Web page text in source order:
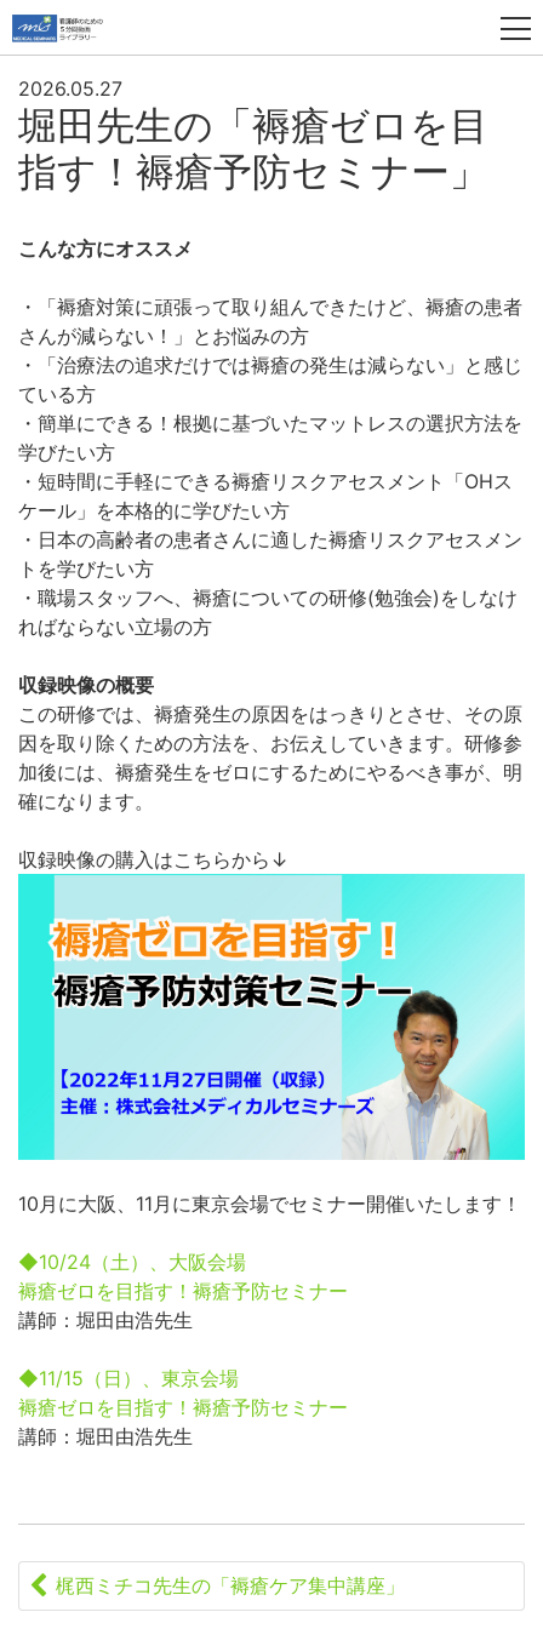
2026.05.27
堀田先生の「褥瘡ゼロを目
指す！褥瘡予防セミナー」
こんな方にオススメ
・「褥瘡対策に頑張って取り組んできたけど、褥瘡の患者
さんが減らない！」とお悩みの方
・「治療法の追求だけでは褥瘡の発生は減らない」と感じ
ている方
・簡単にできる！根拠に基づいたマットレスの選択方法を
学びたい方
・短時間に手軽にできる褥瘡リスクアセスメント「OHス
ケール」を本格的に学びたい方
・日本の高齢者の患者さんに適した褥瘡リスクアセスメン
トを学びたい方
・職場スタッフへ、褥瘡についての研修(勉強会)をしなけ
ればならない立場の方
収録映像の概要
この研修では、褥瘡発生の原因をはっきりとさせ、その原
因を取り除くための方法を、お伝えしていきます。研修参
加後には、褥瘡発生をゼロにするためにやるべき事が、明
確になります。
収録映像の購入はこちらから↓
10月に大阪、11月に東京会場でセミナー開催いたします！
◆10/24（土）、大阪会場
褥瘡ゼロを目指す！褥瘡予防セミナー
講師：堀田由浩先生
◆11/15（日）、東京会場
褥瘡ゼロを目指す！褥瘡予防セミナー
講師：堀田由浩先生
梶西ミチコ先生の「褥瘡ケア集中講座」